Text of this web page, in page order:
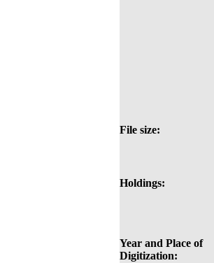
File size:
Holdings:
Year and Place of
Digitization: